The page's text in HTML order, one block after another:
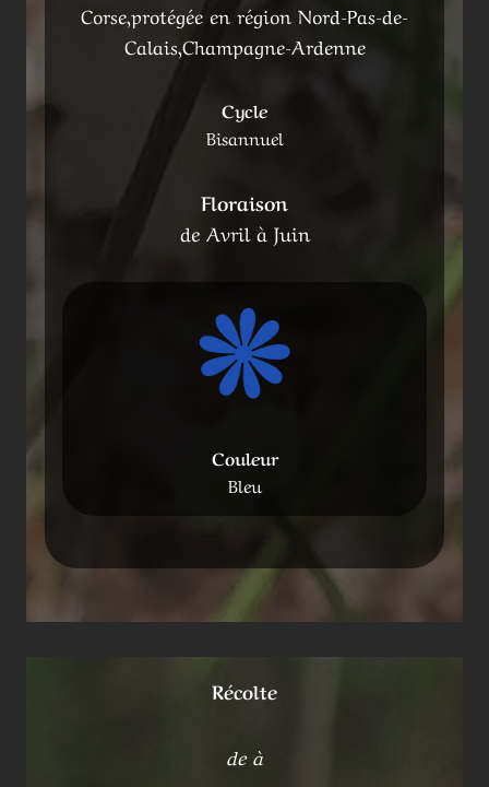
Corse,protégée en région Nord-Pas-de-
Calais,Champagne-Ardenne
Cycle
Bisannuel
Floraison
de Avril à Juin
Couleur
Bleu
Récolte
de à